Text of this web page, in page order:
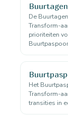
De
Transform-
prioriteiten
Het
Transform-
transities in